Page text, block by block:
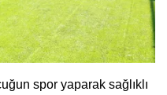
spor yaparak sağlıklı